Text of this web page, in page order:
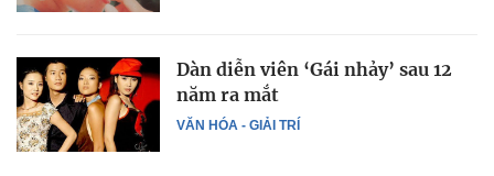
VĂN HÓA - GIẢI TRÍ
Dàn diễn viên ‘Gái nhảy’ sau 12
năm ra mắt